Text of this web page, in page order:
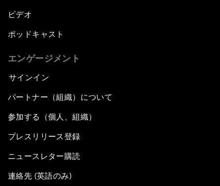
ビデオ
ポッドキャスト
エンゲージメント
サインイン
パートナー（組織）について
参加する（個人、組織）
プレスリリース登録
ニュースレター購読
連絡先 (英語のみ)